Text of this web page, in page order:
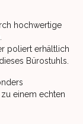
hochwertige
poliert erhältlich
Bürostuhls.
einem echten